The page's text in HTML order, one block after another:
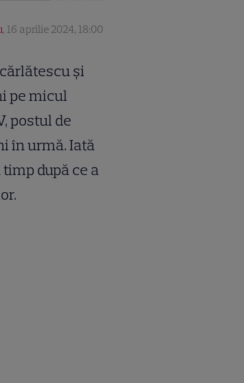
, 16 aprilie 2024, 18:00
și
pe micul
postul de
în urmă. Iată
după ce a